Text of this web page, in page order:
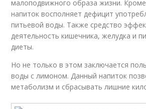
малоподвижного образа жизни.
напиток восполняет дефицит
питьевой воды. Также средство
деятельность кишечника, желудка и
диеты.
Но не только в этом заключается
воды с лимоном. Данный напиток
метаболизм и сбрасывать лишние